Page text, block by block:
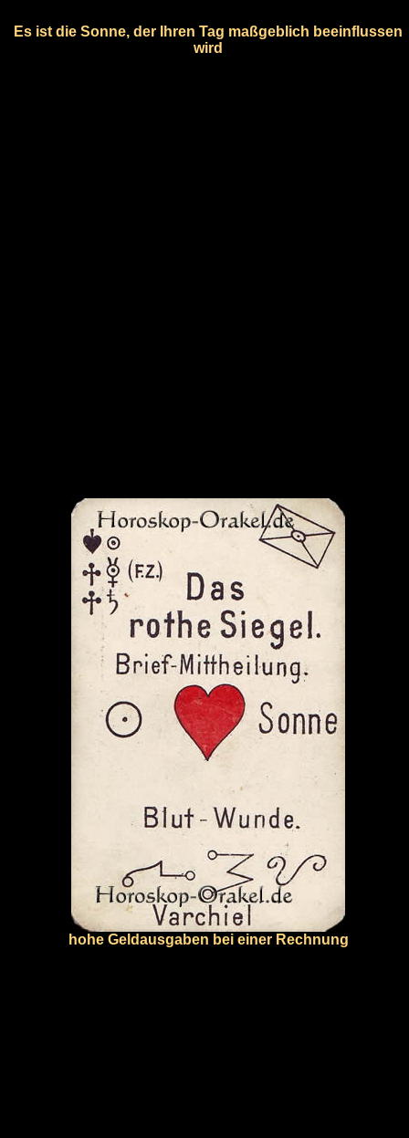
Es ist die Sonne, der Ihren Tag maßgeblich beeinflussen
wird
hohe Geldausgaben bei einer Rechnung